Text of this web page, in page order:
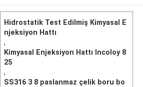
Hidrostatik Test Edilmiş Kimyasal E
njeksiyon Hattı
,
Kimyasal Enjeksiyon Hattı Incoloy 8
25
,
SS316 3 8 paslanmaz çelik boru bo